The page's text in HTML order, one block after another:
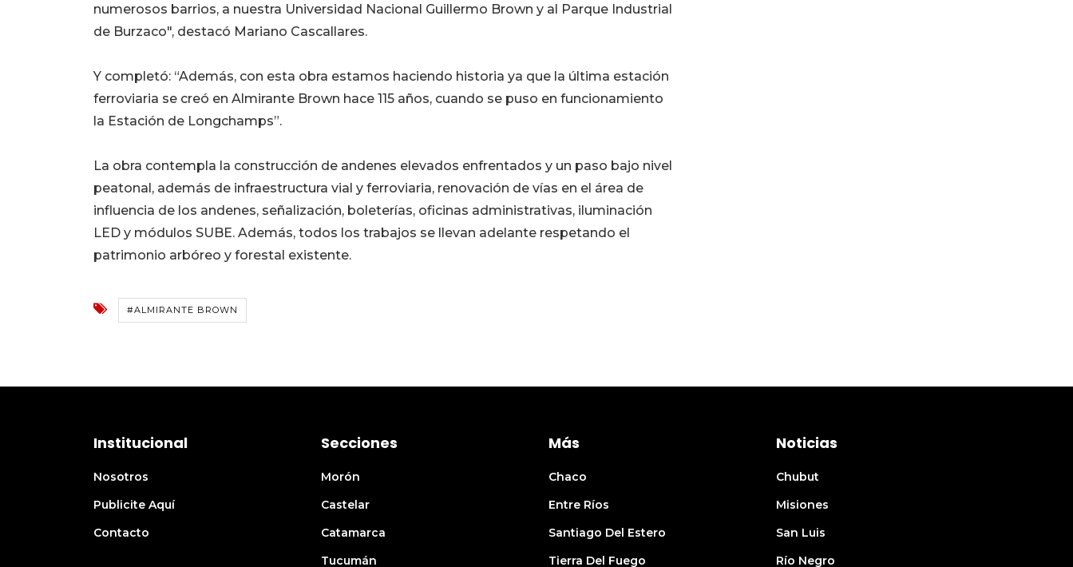
numerosos barrios, a nuestra Universidad Nacional Guillermo Brown y al Parque Industrial
de Burzaco", destacó Mariano Cascallares.
Y completó: “Además, con esta obra estamos haciendo historia ya que la última estación
ferroviaria se creó en Almirante Brown hace 115 años, cuando se puso en funcionamiento
la Estación de Longchamps”.
La obra contempla la construcción de andenes elevados enfrentados y un paso bajo nivel
peatonal, además de infraestructura vial y ferroviaria, renovación de vías en el área de
influencia de los andenes, señalización, boleterías, oficinas administrativas, iluminación
LED y módulos SUBE. Además, todos los trabajos se llevan adelante respetando el
patrimonio arbóreo y forestal existente.
#ALMIRANTE BROWN
Institucional
Nosotros
Publicite Aquí
Contacto
Secciones
Morón
Castelar
Catamarca
Tucumán
Más
Chaco
Entre Ríos
Santiago Del Estero
Tierra Del Fuego
Noticias
Chubut
Misiones
San Luis
Río Negro